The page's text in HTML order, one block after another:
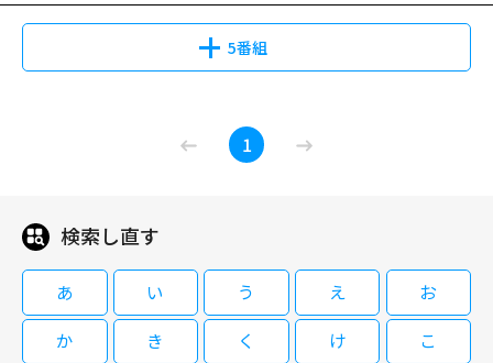
や校則では簡単に解決できない若者たちの青春に、不器用ながらも必死に向
き合っていく学園ヒューマンドラマ。弁護士の白鳥健治（磯村勇斗）は、独
は、法律に基づいた助言や指導を行うスクールロイヤーとして、尾碕美佐雄
（稲垣吾郎）が理事長を務める「濱ソラリス高校」に派遣されることに。
5番組
僕達はまだその星の校則を知らない
09/01(火)04:00～05:10
私立高校に『スクールロイヤー』として派遣されることになった弁護士（磯
村勇斗）が、若者たちの青春に不器用ながらも必死に向き合っていく学園ヒ
ューマンドラマ。 「宇宙の一部になりたい」―――。独特の感性を持つがゆえに
人生にも仕事にも臆病だった弁護士（磯村勇斗）が、少子化による共学化で
1
検索し直す
あ い う え
お
か
き く け
こ